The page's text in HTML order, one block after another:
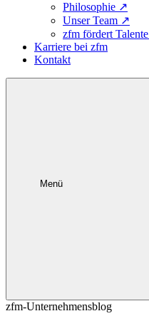
Philosophie ↗
Unser Team ↗
zfm fördert Talente
Karriere bei zfm
Kontakt
Menü
zfm-Unternehmensblog